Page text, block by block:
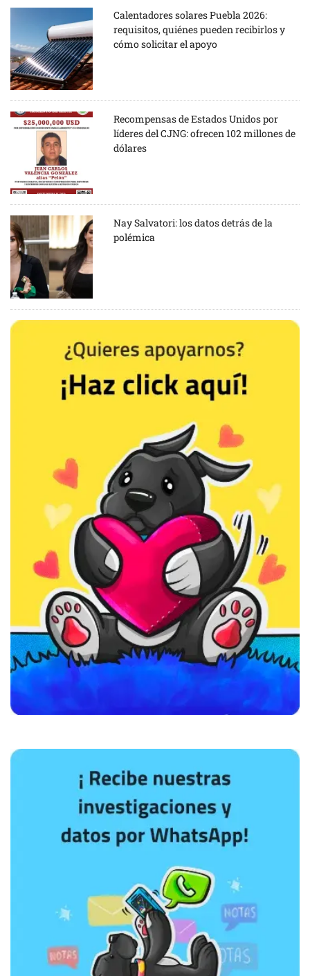
Calentadores solares Puebla 2026:
requisitos, quiénes pueden recibirlos y
cómo solicitar el apoyo
Recompensas de Estados Unidos por
líderes del CJNG: ofrecen 102 millones de
dólares
Nay Salvatori: los datos detrás de la
polémica